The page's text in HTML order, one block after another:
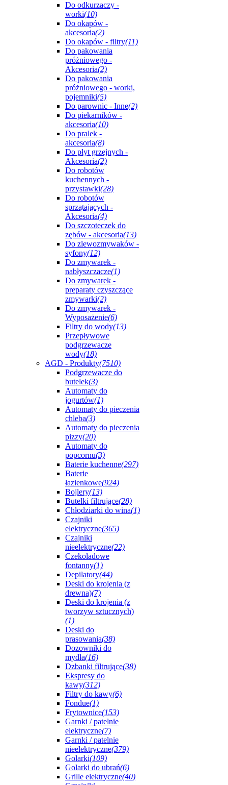
Do odkurzaczy -
worki(10)
Do okapów -
akcesoria(2)
Do okapów - filtry(11)
Do pakowania
próżniowego -
Akcesoria(2)
Do pakowania
próżniowego - worki,
pojemniki(5)
Do parownic - Inne(2)
Do piekarników -
akcesoria(10)
Do pralek -
akcesoria(8)
Do płyt grzejnych -
Akcesoria(2)
Do robotów
kuchennych -
przystawki(28)
Do robotów
sprzątających -
Akcesoria(4)
Do szczoteczek do
zębów - akcesoria(13)
Do zlewozmywaków -
syfony(12)
Do zmywarek -
nabłyszczacze(1)
Do zmywarek -
preparaty czyszczące
zmywarki(2)
Do zmywarek -
Wyposażenie(6)
Filtry do wody(13)
Przepływowe
podgrzewacze
wody(18)
AGD - Produkty(7510)
Podgrzewacze do
butelek(3)
Automaty do
jogurtów(1)
Automaty do pieczenia
chleba(3)
Automaty do pieczenia
pizzy(20)
Automaty do
popcornu(3)
Baterie kuchenne(297)
Baterie
łazienkowe(924)
Bojlery(13)
Butelki filtrujące(28)
Chłodziarki do wina(1)
Czajniki
elektryczne(365)
Czajniki
nieelektryczne(22)
Czekoladowe
fontanny(1)
Depilatory(44)
Deski do krojenia (z
drewna)(7)
Deski do krojenia (z
tworzyw sztucznych)
(1)
Deski do
prasowania(38)
Dozowniki do
mydła(16)
Dzbanki filtrujące(38)
Ekspresy do
kawy(312)
Filtry do kawy(6)
Fondue(1)
Frytownice(153)
Garnki / patelnie
elektryczne(7)
Garnki / patelnie
nieelektryczne(379)
Golarki(109)
Golarki do ubrań(6)
Grille elektryczne(40)